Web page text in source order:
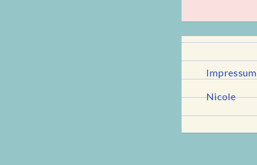
Impressum
Nicole